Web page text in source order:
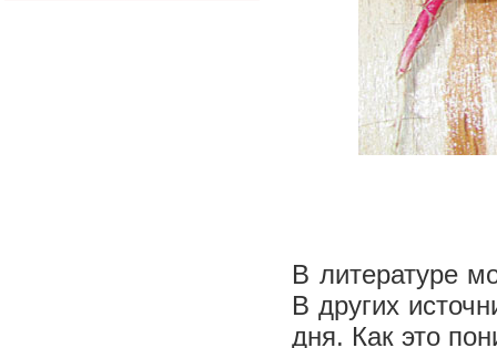
В литературе
В других
дня. Как это